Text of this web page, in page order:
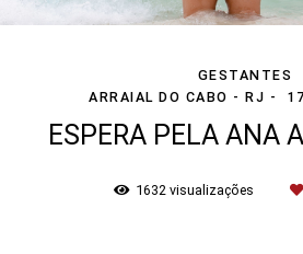
GESTANTES
ARRAIAL DO CABO - RJ
ESPERA PELA ANA
1632 visualizações